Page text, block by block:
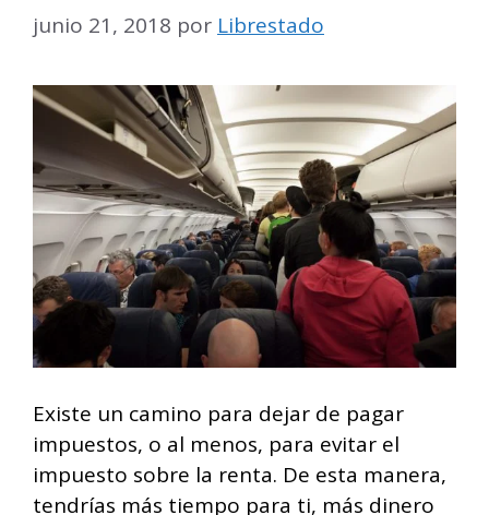
junio 21, 2018 por Librestado
Existe un camino para dejar de pagar
impuestos, o al menos, para evitar el
impuesto sobre la renta. De esta manera,
tendrías más tiempo para ti, más dinero